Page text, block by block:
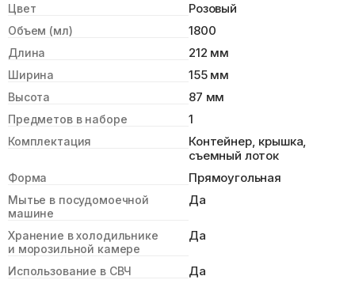
Цвет Розовый
Объем (мл) 1800
Длина 212 мм
Ширина 155 мм
Высота 87 мм
Предметов в наборе 1
Комплектация
Контейнер, крышка,
съемный лоток
Форма Прямоугольная
Мытье в посудомоечной
машине
Да
Хранение в холодильнике
и морозильной камере
Да
Использование в СВЧ Да